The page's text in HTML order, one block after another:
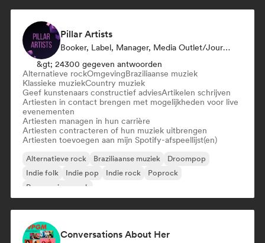
Pillar Artists
Booker, Label, Manager, Media Outlet/Journalist, Mentor, Afspeellijst Curator
&gt; 24300 gegeven antwoorden
Alternatieve rockOmgevingBraziliaanse muziek
Klassieke muziekCountry muziek
Geef kunstenaars constructief adviesArtikelen schrijven
Artiesten in contact brengen met mogelijkheden voor live
evenementen
Artiesten managen in hun carrière
Artiesten contracteren of hun muziek uitbrengen
Artiesten toevoegen aan mijn Spotify-afspeellijst(en)
Alternatieve rock Braziliaanse muziek
Droompop
Indie folk
Indie pop Indie rock
Poprock
Progressieve rock
Conversations About Her